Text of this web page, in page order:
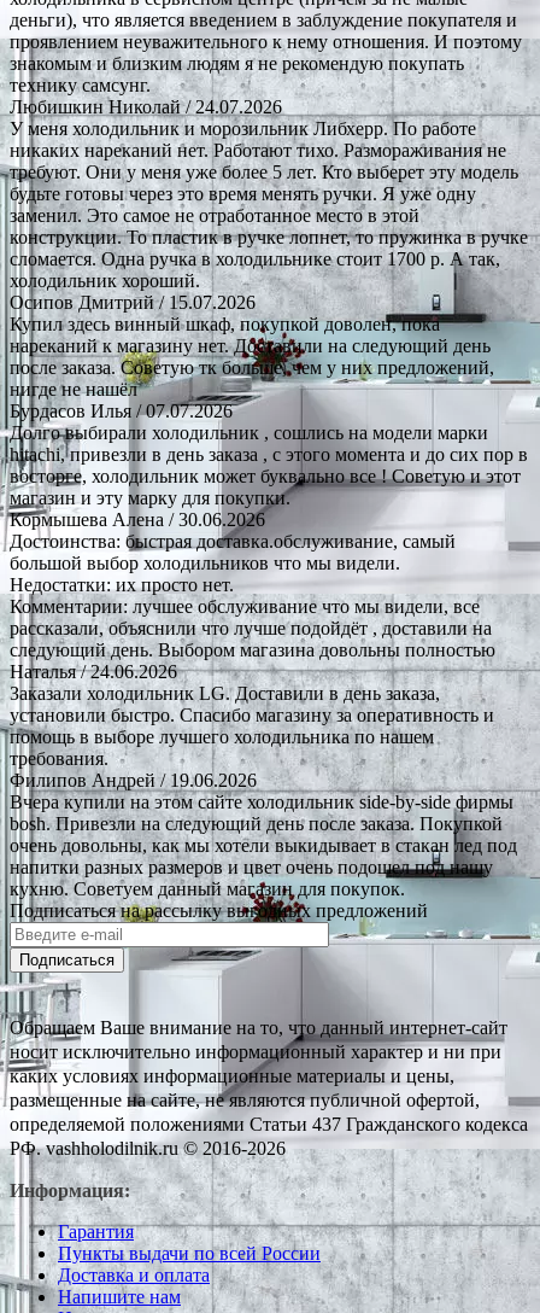
деньги), что является введением в заблуждение покупателя и
проявлением неуважительного к нему отношения. И поэтому
знакомым и близким людям я не рекомендую покупать
технику самсунг.
Любишкин Николай/ 24.07.2026
У меня холодильник и морозильник Либхерр. По работе
никаких нареканий нет. Работают тихо. Размораживания не
требуют. Они у меня уже более 5 лет. Кто выберет эту модель
будьте готовы через это время менять ручки. Я уже одну
заменил. Это самое не отработанное место в этой
конструкции. То пластик в ручке лопнет, то пружинка в ручке
сломается. Одна ручка в холодильнике стоит 1700 р. А так,
холодильник хороший.
Осипов Дмитрий/ 15.07.2026
Купил здесь винный шкаф, покупкой доволен, пока
нареканий к магазину нет. Доставили на следующий день
после заказа. Советую тк больше, чем у них предложений,
нигде не нашёл
Бурдасов Илья / 07.07.2026
Долго выбирали холодильник , сошлись на модели марки
hitachi, привезли в день заказа , с этого момента и до сих пор в
восторге, холодильник может буквально все ! Советую и этот
магазин и эту марку для покупки.
Кормышева Алена / 30.06.2026
Достоинства: быстрая доставка.обслуживание, самый
большой выбор холодильников что мы видели.
Недостатки: их просто нет.
Комментарии: лучшее обслуживание что мы видели, все
рассказали, объяснили что лучше подойдёт , доставили на
следующий день. Выбором магазина довольны полностью
Наталья/ 24.06.2026
Заказали холодильник LG. Доставили в день заказа,
установили быстро. Спасибо магазину за оперативность и
помощь в выборе лучшего холодильника по нашем
требования.
Филипов Андрей/ 19.06.2026
Вчера купили на этом сайте холодильник side-by-side фирмы
bosh. Привезли на следующий день после заказа. Покупкой
очень довольны, как мы хотели выкидывает в стакан лед под
напитки разных размеров и цвет очень подошел под нашу
кухню. Советуем данный магазин для покупок.
Подписаться на рассылку выгодных предложений
Подписаться
Обращаем Ваше внимание на то, что данный интернет-сайт
носит исключительно информационный характер и ни при
каких условиях информационные материалы и цены,
размещенные на сайте, не являются публичной офертой,
определяемой положениями Статьи 437 Гражданского кодекса
РФ. vashholodilnik.ru © 2016-2026
Информация:
Гарантия
Пункты выдачи по всей России
Доставка и оплата
Напишите нам